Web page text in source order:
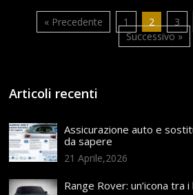
« Precedente 1 2 3
Successivo »
Articoli recenti
Assicurazione auto e
da sapere
21 Aprile,2026
Range Rover: un’icona tra